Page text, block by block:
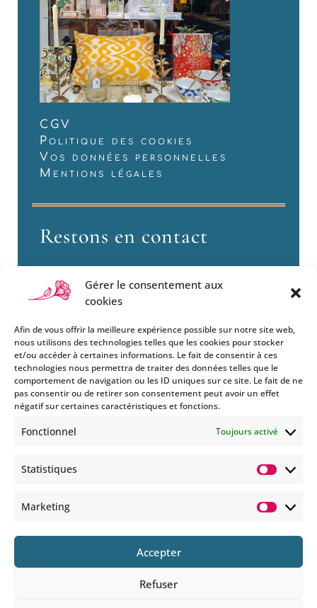
Gérer le consentement aux
cookies
Afin de vous offrir la meilleure expérience possible sur notre site web,
nous utilisons des technologies telles que les cookies pour stocker
et/ou accéder à certaines informations. Le fait de consentir à ces
technologies nous permettra de traiter des données telles que le
comportement de navigation ou les ID uniques sur ce site. Le fait de ne
pas consentir ou de retirer son consentement peut avoir un effet
négatif sur certaines caractéristiques et fonctions.
Fonctionnel Toujours activé
Statistiques
Marketing
Accepter
Refuser
CGV
Politique des cookies
Vos données personnelles
Mentions légales
Restons en contact
Si vous souhaitez être informés
des nouveautés et évènements
que nous organisons
abonnez-vous à notre
de nos MMS.
En savoir plus